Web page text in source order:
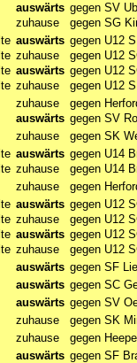
auswärts gegen SV
zuhause
gegen SG
auswärts gegen U12
zuhause
gegen U12
auswärts gegen U12
zuhause
gegen U12
zuhause
gegen
auswärts gegen SV
zuhause
gegen SK
auswärts gegen U14
zuhause
gegen U14
zuhause
gegen
auswärts gegen U12
zuhause
gegen U12
auswärts gegen U12
zuhause
gegen U12
auswärts gegen SF
auswärts gegen SC
auswärts gegen SV
zuhause
gegen SK
zuhause
gegen
auswärts gegen SF